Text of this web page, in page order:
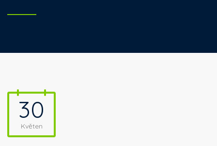
30
Květen